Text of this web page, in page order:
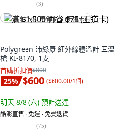
(3)
满 $1,500 再省 $75 (王道卡)
Polygreen 沛綠康 紅外線體溫計 耳溫
槍 KI-8170, 1支
首購折扣價$800
25% $600 ($600.00/1個)
明天 8/8 (六) 預計送達
酷澎直售 ∙ 免運 ∙ 免費退貨
(75)